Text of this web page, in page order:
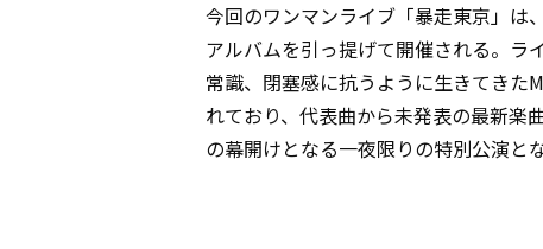
今回のワンマンライブ「暴走東京」は
アルバムを引っ提げて開催される。ラ
常識、閉塞感に抗うように生きてきた
れており、代表曲から未発表の最新楽
の幕開けとなる一夜限りの特別公演とな